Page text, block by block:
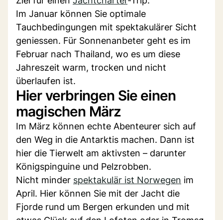
Im Januar können Sie optimale
Tauchbedingungen mit spektakulärer Sicht
geniessen. Für Sonnenanbeter geht es im
Februar nach Thailand, wo es um diese
Jahreszeit warm, trocken und nicht
überlaufen ist.
Hier verbringen Sie einen
magischen März
Im März können echte Abenteurer sich auf
den Weg in die Antarktis machen. Dann ist
hier die Tierwelt am aktivsten – darunter
Königspinguine und Pelzrobben.
Nicht minder spektakulär ist Norwegen im
April. Hier können Sie mit der Jacht die
Fjorde rund um Bergen erkunden und mit